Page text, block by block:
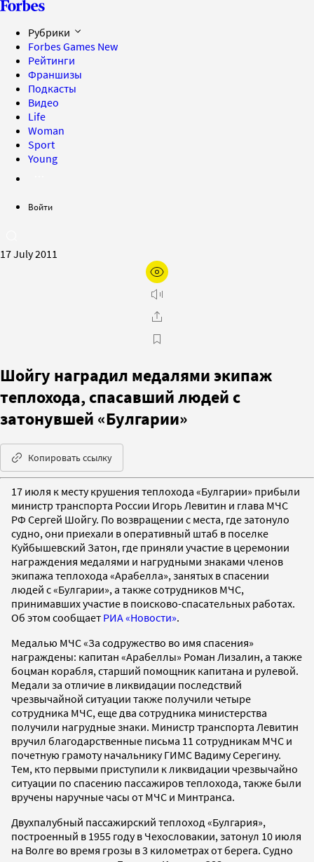
Рубрики
Forbes Games New
Рейтинги
Франшизы
Подкасты
Видео
Life
Woman
Sport
Young
Войти
17 July 2011
Шойгу наградил медалями экипаж
теплохода, спасавший людей с
затонувшей «Булгарии»
Копировать ссылку
17 июля к месту крушения теплохода «Булгарии» прибыли
министр транспорта России Игорь Левитин и глава МЧС
РФ Сергей Шойгу. По возвращении с места, где затонуло
судно, они приехали в оперативный штаб в поселке
Куйбышевский Затон, где приняли участие в церемонии
награждения медалями и нагрудными знаками членов
экипажа теплохода «Арабелла», занятых в спасении
людей с «Булгарии», а также сотрудников МЧС,
принимавших участие в поисково-спасательных работах.
Об этом сообщает РИА «Новости».
Медалью МЧС «За содружество во имя спасения»
награждены: капитан «Арабеллы» Роман Лизалин, а также
боцман корабля, старший помощник капитана и рулевой.
Медали за отличие в ликвидации последствий
чрезвычайной ситуации также получили четыре
сотрудника МЧС, еще два сотрудника министерства
получили нагрудные знаки. Министр транспорта Левитин
вручил благодарственные письма 11 сотрудникам МЧС и
почетную грамоту начальнику ГИМС Вадиму Серегину.
Тем, кто первыми приступили к ликвидации чрезвычайно
ситуации по спасению пассажиров теплохода, также были
вручены наручные часы от МЧС и Минтранса.
Двухпалубный пассажирский теплоход «Булгария»,
построенный в 1955 году в Чехословакии, затонул 10 июля
на Волге во время грозы в 3 километрах от берега. Судно